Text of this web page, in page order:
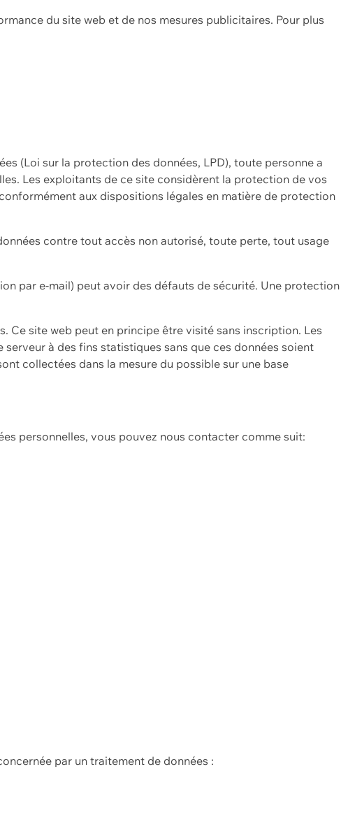
du site web et de nos mesures publicitaires. Pour plus
(Loi sur la protection des données, LPD), toute personne a
Les exploitants de ce site considèrent la protection de vos
aux dispositions légales en matière de protection
contre tout accès non autorisé, toute perte, tout usage
par e-mail) peut avoir des défauts de sécurité. Une protection
site web peut en principe être visité sans inscription. Les
à des fins statistiques sans que ces données soient
collectées dans la mesure du possible sur une base
personnelles, vous pouvez nous contacter comme suit:
par un traitement de données :